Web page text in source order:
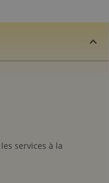
services à la